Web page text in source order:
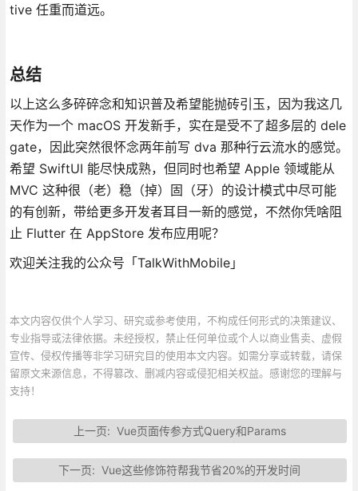
tive 任重而道远。
总结
以上这么多碎碎念和知识普及希望能抛砖引玉，因为我这几
天作为一个 macOS 开发新手，实在是受不了超多层的 dele
gate，因此突然很怀念两年前写 dva 那种行云流水的感觉。
希望 SwiftUI 能尽快成熟，但同时也希望 Apple 领域能从
MVC 这种很（老）稳（掉）固（牙）的设计模式中尽可能
的有创新，带给更多开发者耳目一新的感觉，不然你凭啥阻
止 Flutter 在 AppStore 发布应用呢？
欢迎关注我的公众号「TalkWithMobile」
本文内容仅供个人学习、研究或参考使用，不构成任何形式的决策建议、
专业指导或法律依据。未经授权，禁止任何单位或个人以商业售卖、虚假
宣传、侵权传播等非学习研究目的使用本文内容。如需分享或转载，请保
留原文来源信息，不得篡改、删减内容或侵犯相关权益。感谢您的理解与
支持！
上一页: Vue页面传参方式Query和Params
下一页:Vue这些修饰符帮我节省20%的开发时间